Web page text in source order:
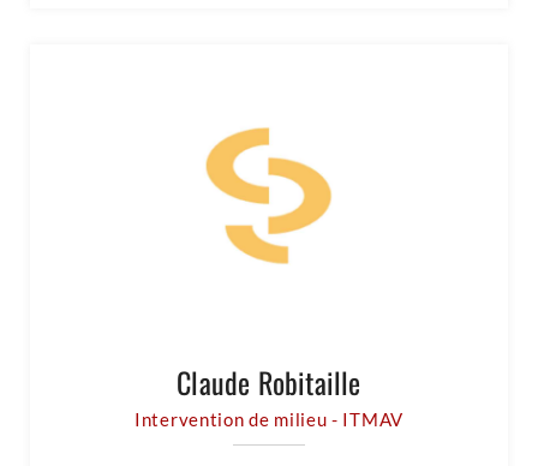
Claude Robitaille
Intervention de milieu - ITMAV